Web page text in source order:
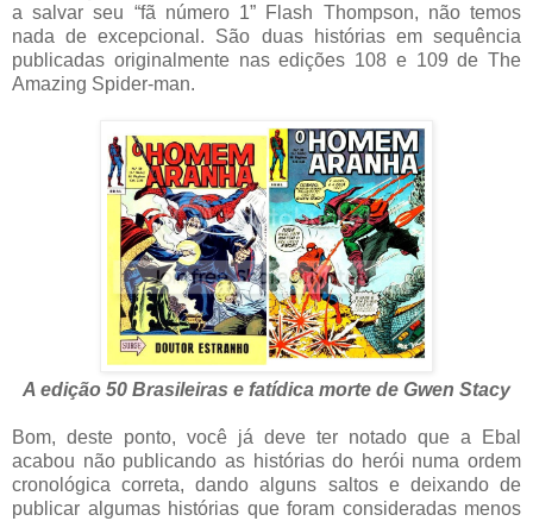
a salvar seu “fã número 1” Flash Thompson, não temos
nada de excepcional. São duas histórias em sequência
publicadas originalmente nas edições 108 e 109 de The
Amazing Spider-man.
A edição 50 Brasileiras e fatídica morte de Gwen Stacy
Bom, deste ponto, você já deve ter notado que a Ebal
acabou não publicando as histórias do herói numa ordem
cronológica correta, dando alguns saltos e deixando de
publicar algumas histórias que foram consideradas menos